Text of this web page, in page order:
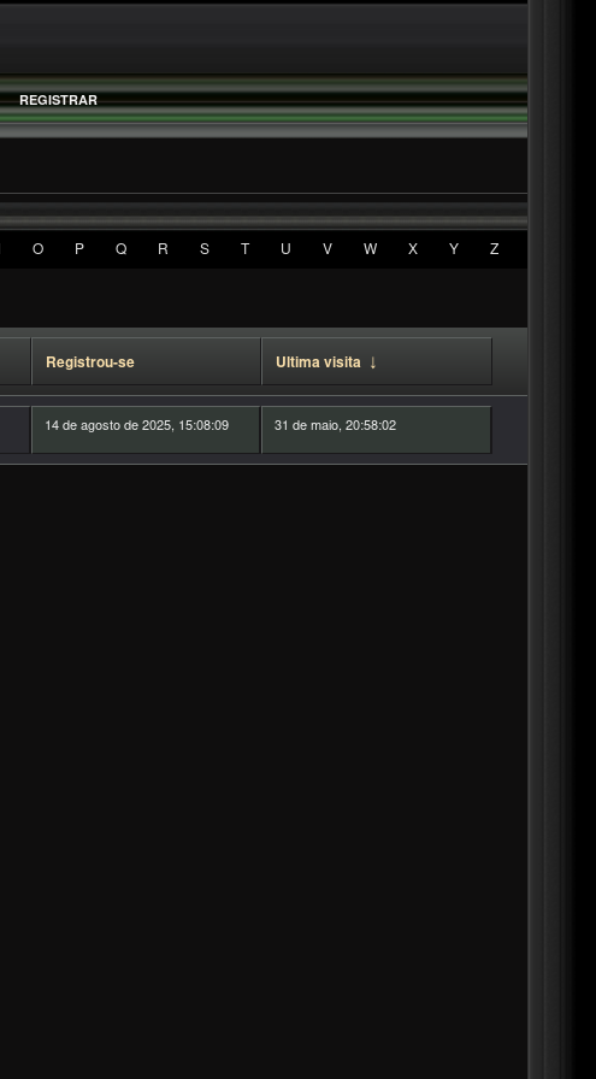
REGISTRAR
O P Q R S U V W X Y Z
Registrou-se Ultima visita ↓
14 de agosto de 2025, 15:08:09 31 de maio, 20:58:02